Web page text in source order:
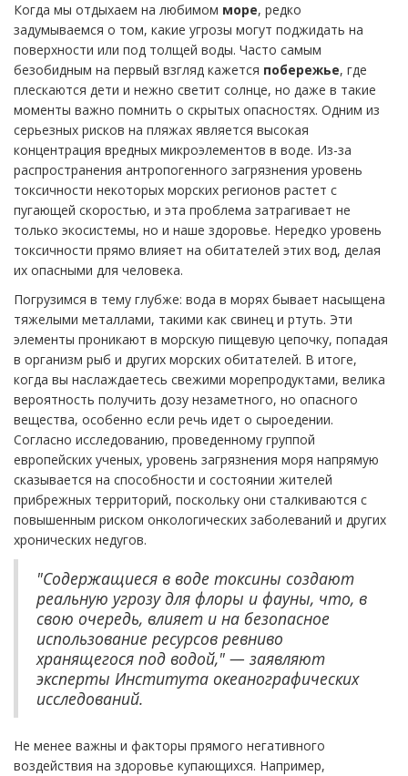
Когда мы отдыхаем на любимом море, редко
задумываемся о том, какие угрозы могут поджидать на
поверхности или под толщей воды. Часто самым
безобидным на первый взгляд кажется побережье, где
плескаются дети и нежно светит солнце, но даже в такие
моменты важно помнить о скрытых опасностях. Одним из
серьезных рисков на пляжах является высокая
концентрация вредных микроэлементов в воде. Из-за
распространения антропогенного загрязнения уровень
токсичности некоторых морских регионов растет с
пугающей скоростью, и эта проблема затрагивает не
только экосистемы, но и наше здоровье. Нередко уровень
токсичности прямо влияет на обитателей этих вод, делая
их опасными для человека.
Погрузимся в тему глубже: вода в морях бывает насыщена
тяжелыми металлами, такими как свинец и ртуть. Эти
элементы проникают в морскую пищевую цепочку, попадая
в организм рыб и других морских обитателей. В итоге,
когда вы наслаждаетесь свежими морепродуктами, велика
вероятность получить дозу незаметного, но опасного
вещества, особенно если речь идет о сыроедении.
Согласно исследованию, проведенному группой
европейских ученых, уровень загрязнения моря напрямую
сказывается на способности и состоянии жителей
прибрежных территорий, поскольку они сталкиваются с
повышенным риском онкологических заболеваний и других
хронических недугов.
"Содержащиеся в воде токсины создают
реальную угрозу для флоры и фауны, что, в
свою очередь, влияет и на безопасное
использование ресурсов ревниво
хранящегося под водой," — заявляют
эксперты Института океанографических
исследований.
Не менее важны и факторы прямого негативного
воздействия на здоровье купающихся. Например,